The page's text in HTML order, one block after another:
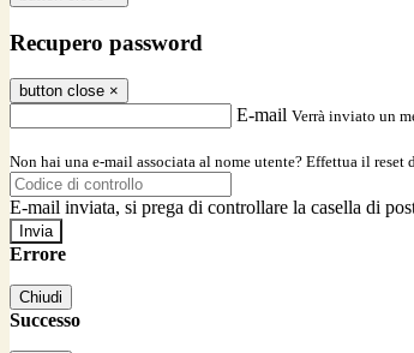
Recupero password
button close ×
E-mail Verrà inviato un
Non hai una e-mail associata al nome utente? Effettua il reset
E-mail inviata, si prega di controllare la casella di
Errore
Chiudi
Successo